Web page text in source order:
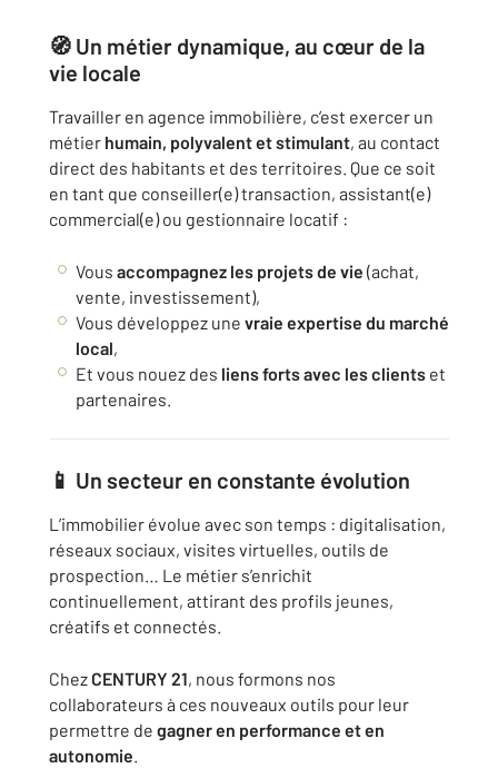
🧭 Un métier dynamique, au cœur de la
vie locale
Travailler en agence immobilière, c’est exercer un
métier humain, polyvalent et stimulant, au contact
direct des habitants et des territoires. Que ce soit
en tant que conseiller(e) transaction, assistant(e)
commercial(e) ou gestionnaire locatif :
Vous accompagnez les projets de vie (achat,
vente, investissement),
Vous développez une vraie expertise du marché
local,
Et vous nouez des liens forts avec les clients et
partenaires.
📱 Un secteur en constante évolution
L’immobilier évolue avec son temps : digitalisation,
réseaux sociaux, visites virtuelles, outils de
prospection… Le métier s’enrichit
continuellement, attirant des profils jeunes,
créatifs et connectés.
ChezCENTURY 21, nous formons nos
collaborateurs à ces nouveaux outils pour leur
permettre de gagner en performance et en
autonomie.